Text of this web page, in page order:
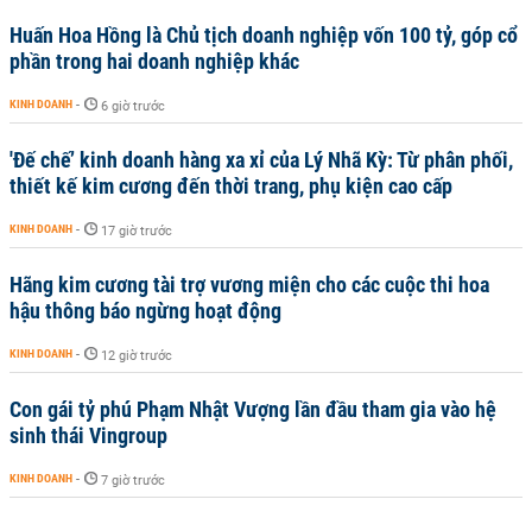
Huấn Hoa Hồng là Chủ tịch doanh nghiệp vốn 100 tỷ, góp cổ
phần trong hai doanh nghiệp khác
KINH DOANH - 6 giờ trước
'Đế chế’ kinh doanh hàng xa xỉ của Lý Nhã Kỳ: Từ phân phối,
thiết kế kim cương đến thời trang, phụ kiện cao cấp
KINH DOANH - 17 giờ trước
Hãng kim cương tài trợ vương miện cho các cuộc thi hoa
hậu thông báo ngừng hoạt động
KINH DOANH - 12 giờ trước
Con gái tỷ phú Phạm Nhật Vượng lần đầu tham gia vào hệ
sinh thái Vingroup
KINH DOANH - 7 giờ trước